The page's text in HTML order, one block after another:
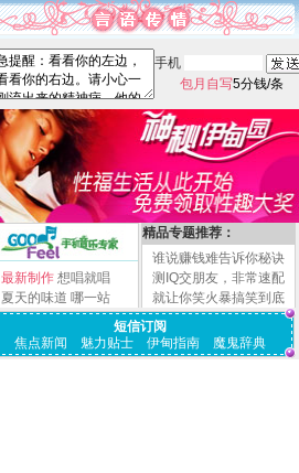
手机
包月自写5分钱/条
最新制作 想唱就唱
夏天的味道 哪一站
精品专题推荐：
谁说赚钱难告诉你秘诀
测IQ交朋友，非常速配
就让你笑火暴搞笑到底
短信订阅
焦点新闻
魅力贴士 伊甸指南 魔鬼辞典